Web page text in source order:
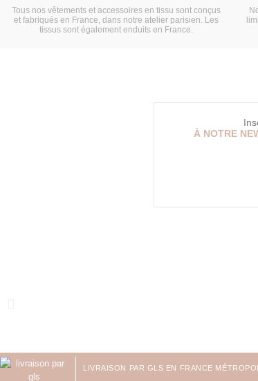
Tous nos vêtements et accessoires en tissu sont conçus
et fabriqués en France, dans notre atelier parisien. Les
tissus sont également enduits en France.
À NOTRE
LIVRAISON PAR GLS EN FRANCE